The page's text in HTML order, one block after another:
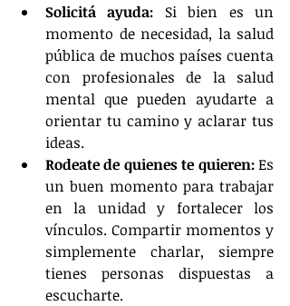
Solicitá ayuda: Si bien es un
momento de necesidad, la salud
pública de muchos países cuenta
con profesionales de la salud
mental que pueden ayudarte a
orientar tu camino y aclarar tus
ideas.
Rodeate de quienes te quieren: Es
un buen momento para trabajar
en la unidad y fortalecer los
vínculos. Compartir momentos y
simplemente charlar, siempre
tienes personas dispuestas a
escucharte.